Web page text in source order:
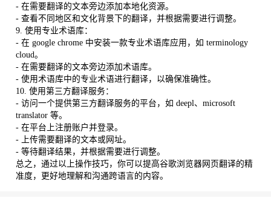
- 在需要翻译的文本旁边添加本地化资源。
- 查看不同地区和文化背景下的翻译，并根据需要进行调整。
9. 使用专业术语库：
- 在 google chrome 中安装一款专业术语库应用，如 terminology
cloud。
- 在需要翻译的文本旁边添加术语库。
- 使用术语库中的专业术语进行翻译，以确保准确性。
10. 使用第三方翻译服务：
- 访问一个提供第三方翻译服务的平台，如 deepl、microsoft
translator 等。
- 在平台上注册账户并登录。
- 上传需要翻译的文本或网址。
- 等待翻译结果，并根据需要进行调整。
总之，通过以上操作技巧，你可以提高谷歌浏览器网页翻译的精
准度，更好地理解和沟通跨语言的内容。